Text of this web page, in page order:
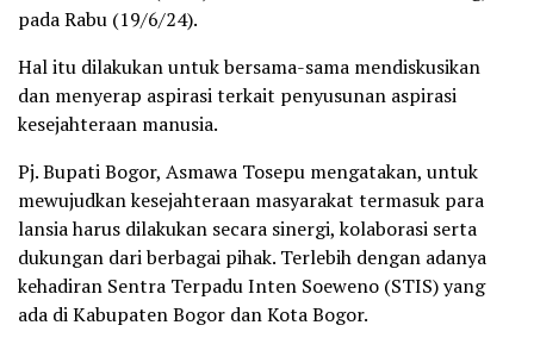
pada Rabu (19/6/24).
Hal itu dilakukan untuk bersama-sama mendiskusikan
dan menyerap aspirasi terkait penyusunan aspirasi
kesejahteraan manusia.
Pj. Bupati Bogor, Asmawa Tosepu mengatakan, untuk
mewujudkan kesejahteraan masyarakat termasuk para
lansia harus dilakukan secara sinergi, kolaborasi serta
dukungan dari berbagai pihak. Terlebih dengan adanya
kehadiran Sentra Terpadu Inten Soeweno (STIS) yang
ada di Kabupaten Bogor dan Kota Bogor.